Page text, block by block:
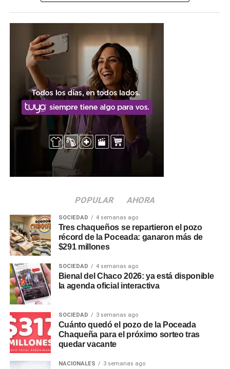
Las características técnicas de
la obra
La obra contempla la construcción de una
transformadora
de rebaje de 33 a 13,2 KV, equipada
con un transformador de potencia de 16 MVA y todos los
sistemas de protección, maniobra, medición y
telecomando necesarios para garantizar un
funcionamiento seguro y eficiente. Será alimentada por
una nueva línea aérea de media tensión de 33 KV, con
una extensión de 3.520 metros, que se conectará con la
nueva estación transformadora de alta tensión ya
construida, además de un tramo de línea subterránea de
100 metros.
En paralelo, se construirá una línea subterránea de media
abastecer nuevos distribuidores y subestaciones,
fortaleciendo el suministro en distintos sectores de la
ciudad. En esta primera etapa, los trabajos están
tensión de 33 KV, mientras que posteriormente se
avanzará con la construcción de la estación
transformadora.
Beneficios para vecinos e
industrias de Charata
La nueva infraestructura permitirá optimizar el
POPULAR AHORA
SOCIEDAD 4 semanas ago
Tres chaqueños se repartieron el pozo
récord de la Poceada: ganaron más de
$291 millones
SOCIEDAD 4 semanas ago
Bienal del Chaco 2026: ya está disponible
la agenda oficial interactiva
SOCIEDAD 3 semanas ago
Cuánto quedó el pozo de la Poceada
Chaqueña para el próximo sorteo tras
quedar vacante
NACIONALES 3 semanas ago